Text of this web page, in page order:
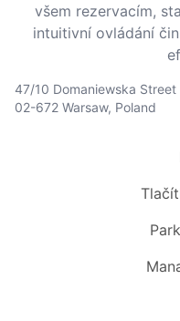
všem rezervacím,
intuitivní ovládání
47/10 Domaniewska Street
02-672 Warsaw, Poland